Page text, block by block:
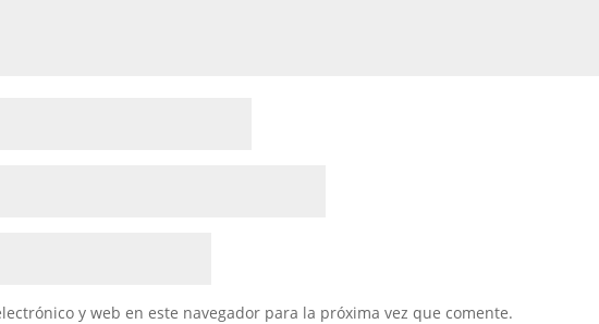
y web en este navegador para la próxima vez que comente.